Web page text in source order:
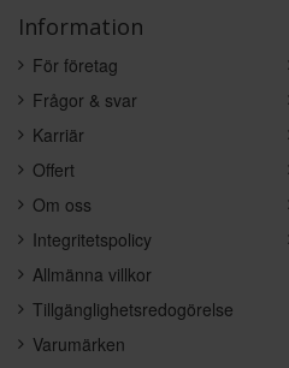
Information
För företag
Frågor & svar
Karriär
Offert
Om oss
Integritetspolicy
Allmänna villkor
Tillgänglighetsredogörelse
Varumärken